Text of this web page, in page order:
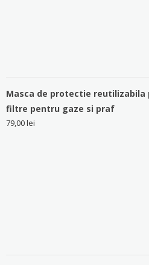
Masca de protectie reutilizabila
filtre pentru gaze si praf
79,00lei